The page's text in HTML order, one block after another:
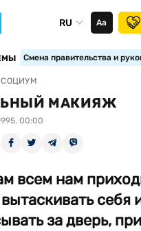
RU Аа
Смена правительства и
СОЦИУМ
МАКИЯЖ
00:00
всем нам
себя
за дверь,